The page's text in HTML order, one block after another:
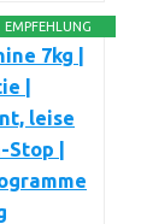
EMPFEHLUNG
7kg |
|
leise
|